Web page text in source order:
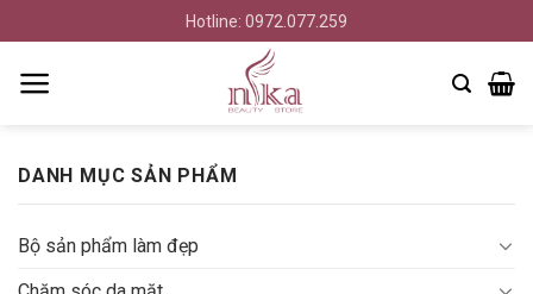
qua
nội
Hotline: 0972.077.259
DANH MỤC SẢN PHẨM
Bộ sản phẩm làm đẹp